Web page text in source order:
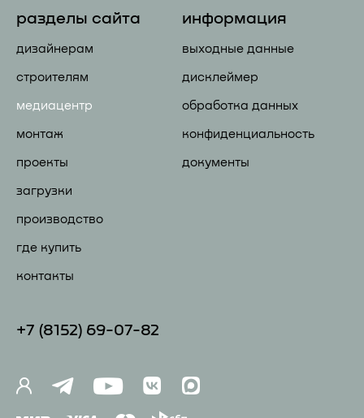
разделы сайта
дизайнерам
строителям
медиацентр
монтаж
проекты
загрузки
производство
где купить
контакты
информация
выходные данные
дисклеймер
обработка данных
конфиденциальность
документы
+7 (8152) 69-07-82